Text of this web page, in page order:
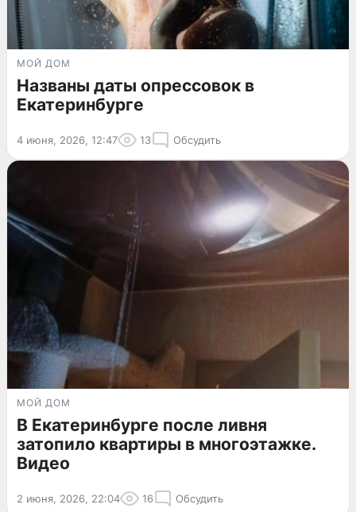
МОЙ ДОМ
Названы даты опрессовок в
Екатеринбурге
4 июня, 2026, 12:47 13 Обсудить
МОЙ ДОМ
В Екатеринбурге после ливня
затопило квартиры в многоэтажке.
Видео
2 июня, 2026, 22:04 16 Обсудить